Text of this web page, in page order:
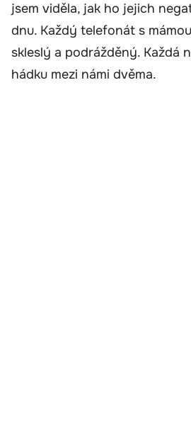
jsem viděla, jak ho jejich
dnu. Každý telefonát s
skleslý a podrážděný. Každá
hádku mezi námi dvěma.